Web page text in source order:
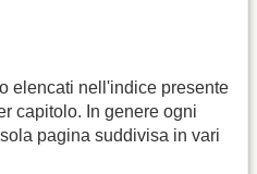
elencati nell'indice presente
capitolo. In genere ogni
pagina suddivisa in vari